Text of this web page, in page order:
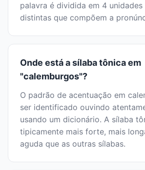
palavra é dividida em 4 unidades
distintas que compõem a
Onde está a sílaba tônica em
"calemburgos"?
O padrão de acentuação em
ser identificado ouvindo
usando um dicionário. A sílaba
tipicamente mais forte, mais
aguda que as outras sílabas.